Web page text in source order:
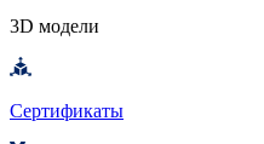
3D модели
Сертификаты